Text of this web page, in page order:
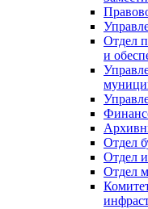
Отдел
и
Отдел
Отдел
Отдел